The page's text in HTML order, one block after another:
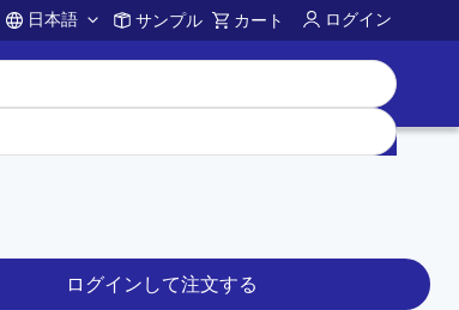
Account
日本語 サンプル カート ログイン
ログインして注文する